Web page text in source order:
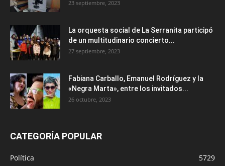
23 septiembre, 2023
La orquesta social de La Serranita participó
de un multitudinario concierto...
27 septiembre, 2023
Fabiana Carballo, Emanuel Rodríguez y la
«Negra Marta», entre los invitados...
26 octubre, 2023
CATEGORÍA POPULAR
Política
5729